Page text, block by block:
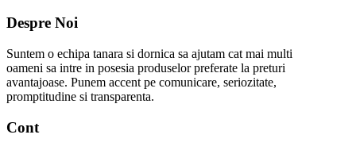
Despre Noi
Suntem o echipa tanara si dornica sa ajutam cat mai multi
oameni sa intre in posesia produselor preferate la preturi
avantajoase. Punem accent pe comunicare, seriozitate,
promptitudine si transparenta.
Cont